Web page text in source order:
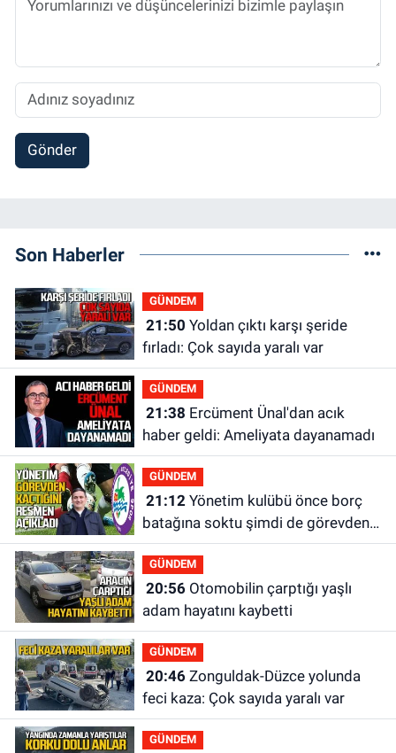
Gönder
Son Haberler
GÜNDEM
21:50
fırladı: Çok sayıda yaralı var
GÜNDEM
21:38
haber geldi: Ameliyata dayanamadı
GÜNDEM
21:12Yönetim kulübü önce borç
batağına soktu şimdi de görevden
kaçtığını resmen açıkladı
GÜNDEM
20:56Otomobilin çarptığı yaşlı
adam hayatını kaybetti
GÜNDEM
20:46Zonguldak-Düzce yolunda
feci kaza: Çok sayıda yaralı var
GÜNDEM